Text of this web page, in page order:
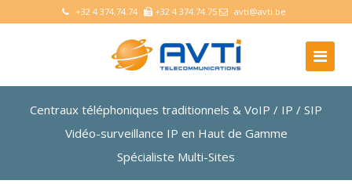
+32 4 374.74.74 +32 4 374.74.75 avti@avti.be
Centraux téléphoniques traditionnels & VoIP / IP / SIP
Vidéo-surveillance IP en Haut de Gamme
Spécialiste Multi-Sites